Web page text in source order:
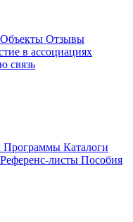
Объекты Отзывы
в ассоциациях
связь
Программы Каталоги
Референс-листы Пособия